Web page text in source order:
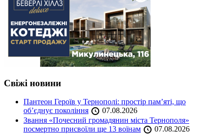
Свіжі новини
Пантеон Героїв у Тернополі: простір пам’яті, що
об’єднує покоління
07.08.2026
Звання «Почесний громадянин міста Тернополя»
посмертно присвоїли ще 13 воїнам
07.08.2026